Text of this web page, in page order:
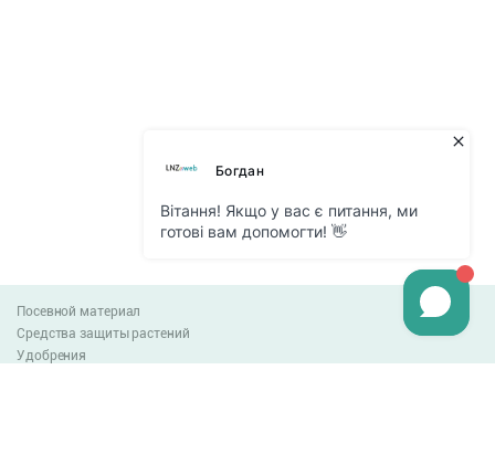
Посевной материал
Средства защиты растений
Удобрения